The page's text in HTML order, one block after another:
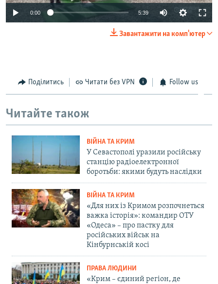
720p 1080p
0:00 5:39 Auto
720p
1080p
Завантажити на комп'ютер
Поділитись Читати без VPN Follow us
Читайте також
ВІЙНА ТА КРИМ
У Севастополі уразили російську
станцію радіоелектронної
боротьби: якими будуть наслідки
ВІЙНА ТА КРИМ
«Для них із Кримом розпочнеться
важка історія»: командир ОТУ
«Одеса» – про пастку для
російських військ на
Кінбурнській косі
ПРАВА ЛЮДИНИ
«Крим – єдиний регіон, де